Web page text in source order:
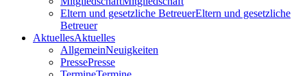
Eltern und gesetzliche BetreuerEltern und gesetzliche
Betreuer
AktuellesAktuelles
AllgemeinNeuigkeiten
PressePresse